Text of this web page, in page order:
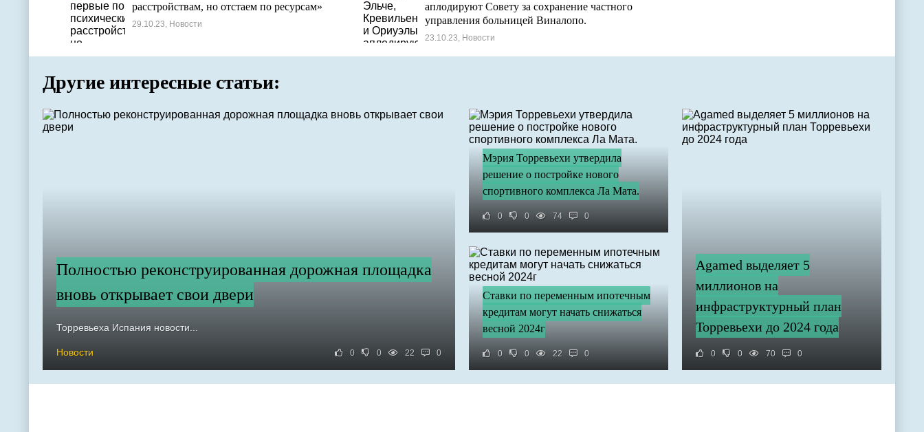
расстройствам, но отстаем по ресурсам»
29.10.23, Новости
аплодируют Совету за сохранение частного
управления больницей Виналопо.
23.10.23, Новости
Другие интересные статьи:
Полностью реконструированная дорожная площадка
вновь открывает свои двери
Торревьеха Испания новости...
Новости 0 0 22 0
Мэрия Торревьехи утвердила
решение о постройке нового
спортивного комплекса Ла Мата.
0 0 74 0
Agamed выделяет 5
миллионов на
инфраструктурный план
Торревьехи до 2024 года
0 0 70 0
Ставки по переменным ипотечным
кредитам могут начать снижаться
весной 2024г
0 0 22 0